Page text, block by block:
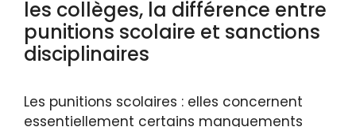
les collèges, la différence entre
punitions scolaire et sanctions
disciplinaires
Les punitions scolaires : elles concernent
essentiellement certains manquements